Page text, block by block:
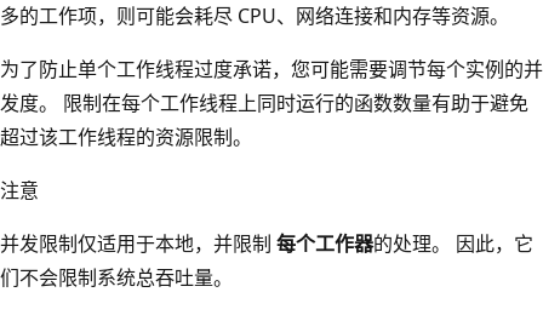
多的工作项，则可能会耗尽 CPU、网络连接和内存等资源。
为了防止单个工作线程过度承诺，您可能需要调节每个实例的并
发度。 限制在每个工作线程上同时运行的函数数量有助于避免
超过该工作线程的资源限制。
注意
并发限制仅适用于本地，并限制 每个工作器的处理。 因此，它
们不会限制系统总吞吐量。